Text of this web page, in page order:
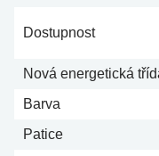
Dostupnost
Nová energetická
Barva
Patice